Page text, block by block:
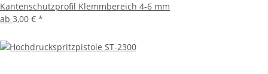
Kantenschutzprofil Klemmbereich 4-6 mm
ab 3,00 € *